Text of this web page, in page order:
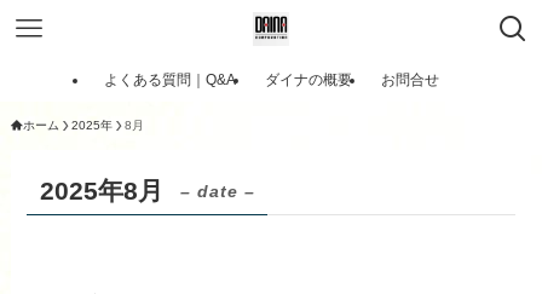
よくある質問｜Q&A ダイナの概要 お問合せ
ホーム 2025年 8月
2025年8月 – date –